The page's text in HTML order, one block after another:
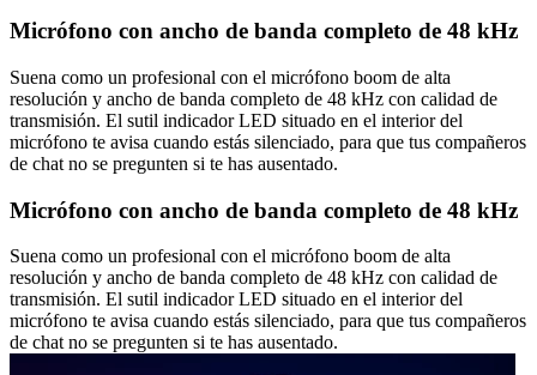
Micrófono con ancho de banda completo de 48 kHz
Suena como un profesional con el micrófono boom de alta
resolución y ancho de banda completo de 48 kHz con calidad de
transmisión. El sutil indicador LED situado en el interior del
micrófono te avisa cuando estás silenciado, para que tus compañeros
de chat no se pregunten si te has ausentado.
Micrófono con ancho de banda completo de 48 kHz
Suena como un profesional con el micrófono boom de alta
resolución y ancho de banda completo de 48 kHz con calidad de
transmisión. El sutil indicador LED situado en el interior del
micrófono te avisa cuando estás silenciado, para que tus compañeros
de chat no se pregunten si te has ausentado.